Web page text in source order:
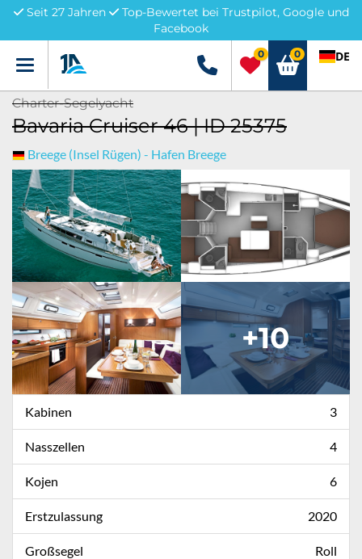
Seit 27 Jahren
Top-Bewertet bei Trustpilot, Google und
Facebook
Menü +49 5741 3222690
0 0 DE
Charter-Segelyacht
Bavaria Cruiser 46 | ID 25375
Breege (Insel Rügen) - Hafen Breege
+10
Kabinen 3
Nasszellen 4
Kojen 6
Erstzulassung 2020
Großsegel Roll